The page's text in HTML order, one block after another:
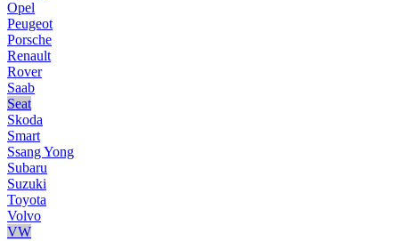
Opel
Peugeot
Porsche
Renault
Rover
Saab
Seat
Skoda
Smart
Ssang Yong
Subaru
Suzuki
Toyota
Volvo
VW